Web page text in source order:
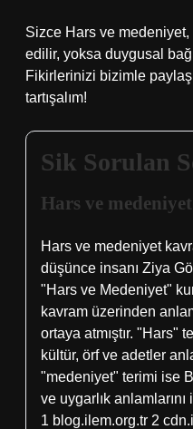
Sizce Hars ve
edilir, yoksa duygusal
Fikirlerinizi bizimle
tartışalım!
Sik Sorulan
Hars ve
Hars ve medeniyet
düşünce insanı Ziya
"Hars ve Medeniyet"
kavram üzerinden
ortaya atmıştır. "Hars"
kültür, örf ve adetler
"medeniyet" terimi ise
ve uygarlık
1 blog.ilem.org.tr 2